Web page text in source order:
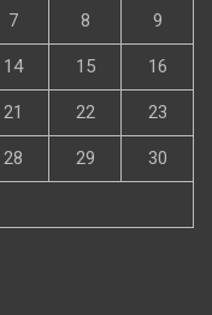
7 8 9
14 15 16
21 22 23
28 29 30